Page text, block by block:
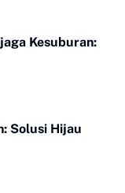
Kesuburan:
Solusi Hijau